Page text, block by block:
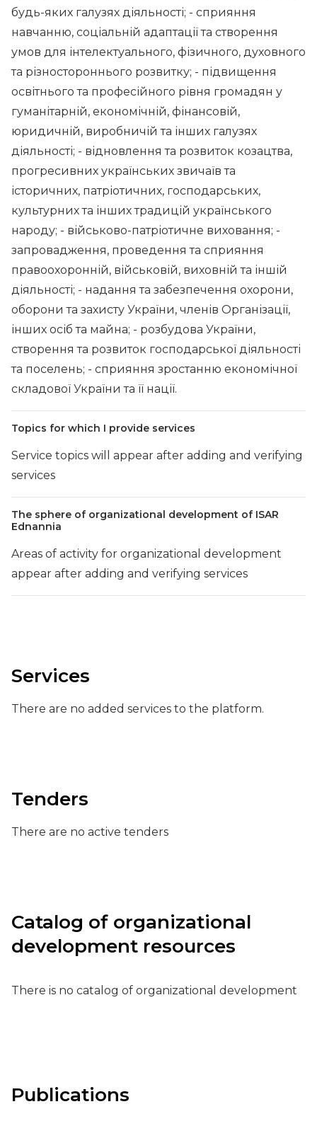
будь-яких галузях діяльності; - сприяння
навчанню, соціальній адаптації та створення
умов для інтелектуального, фізичного, духовного
та різностороннього розвитку; - підвищення
освітнього та професійного рівня громадян у
гуманітарній, економічній, фінансовій,
юридичній, виробничій та інших галузях
діяльності; - відновлення та розвиток козацтва,
прогресивних українських звичаїв та
історичних, патріотичних, господарських,
культурних та інших традицій українського
народу; - військово-патріотичне виховання; -
запровадження, проведення та сприяння
правоохоронній, військовій, виховній та іншій
діяльності; - надання та забезпечення охорони,
оборони та захисту України, членів Організації,
інших осіб та майна; - розбудова України,
створення та розвиток господарської діяльності
та поселень; - сприяння зростанню економічної
складової України та її нації.
Topics for which I provide services
Service topics will appear after adding and verifying
services
The sphere of organizational development of ISAR
Ednannia
Areas of activity for organizational development
appear after adding and verifying services
Services
There are no added services to the platform.
Tenders
There are no active tenders
Catalog of organizational
development resources
There is no catalog of organizational development
Publications